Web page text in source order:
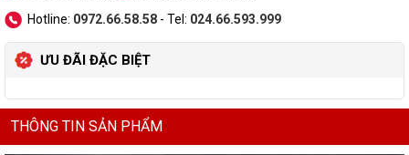
Hotline: 0972.66.58.58 - Tel: 024.66.593.999
ƯU ĐÃI ĐẶC BIỆT
THÔNG TIN SẢN PHẨM